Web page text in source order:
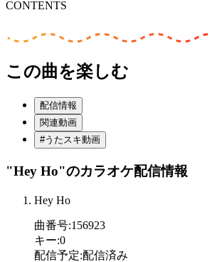
CONTENTS
この曲を楽しむ
配信情報
関連動画
#うたスキ動画
"Hey Ho"のカラオケ配信情報
Hey Ho
曲番号:156923
キー:0
配信予定:配信済み